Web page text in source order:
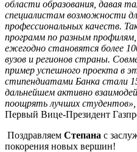
области образования, давая
специалистам возможности
профессиональных качеств.
программ по разным
ежегодно становятся более
вузов и регионов страны.
пример успешного проекта в
стипендиатами Банка стали
дальнейшем активно
поощрять лучших студентов»,
Первый Вице-Президент
Поздравляем Степана с
покорения новых вершин!